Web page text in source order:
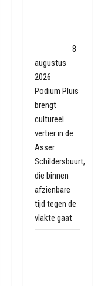
8
augustus
2026
Podium Pluis
brengt
cultureel
vertier in de
Asser
Schildersbuurt,
die binnen
afzienbare
tijd tegen de
vlakte gaat